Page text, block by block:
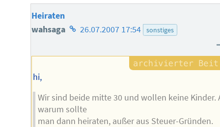
Heiraten
wahsaga Homepage
Autors
26.07.2007 17:54 sonstiges
hi,
Wir sind beide mitte 30 und wollen keine Kinder.
warum sollte
man dann heiraten, außer aus Steuer-Gründen.